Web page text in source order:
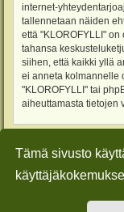
Tämä sivusto
internet-
tallennetaan näiden
että "KLOROFYLLI"
tahansa
siihen, että kaikki yllä
ei anneta kolmannelle
"KLOROFYLLI" tai
aiheuttamasta tietojen
Etusivu
Keskustelufoorumin